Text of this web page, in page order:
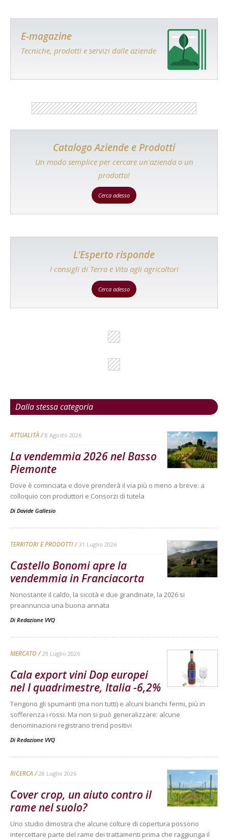
E-magazine
Tecniche, prodotti e servizi dalle aziende
Catalogo Aziende e Prodotti
Un modo semplice per cercare un'azienda o un
prodotto!
Cerca adesso
L'Esperto risponde
I consigli di Terra e Vita agli agricoltori
Cerca adesso
Dalla stessa categoria
ATTUALITÀ 8 Agosto 2026
La vendemmia 2026 nel Basso
Piemonte
Dove è cominciata e dove prenderà il via più o meno a breve: a
colloquio con produttori e Consorzi di tutela
Di Davide Gallesio
TERRITORI E PRODOTTI 31 Luglio 2026
Castello Bonomi apre la
vendemmia in Franciacorta
Nonostante il caldo, la siccità e due grandinate, la 2026 si
preannuncia una buona annata
Di Redazione VVQ
MERCATO 29 Luglio 2026
Cala export vini Dop europei
nel I quadrimestre, Italia -6,2%
Tengono gli spumanti (ma non tutti) e alcuni bianchi fermi, più in
sofferenza i rossi. Ma non si può generalizzare: alcune
denominazioni registrano trend positivi
Di Redazione VVQ
RICERCA 28 Luglio 2026
Cover crop, un aiuto contro il
rame nel suolo?
Uno studio dimostra che alcune colture di copertura possono
intercettare parte del rame dei trattamenti prima che raggiunga il